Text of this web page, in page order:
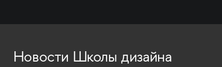
Новости Школы дизайна